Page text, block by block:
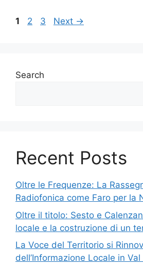
Page
1 Page
2 Page
3 Next →
Search
Recent Posts
Oltre le Frequenze: La
Radiofonica come Faro per la
Oltre il titolo: Sesto e
locale e la costruzione di un
La Voce del Territorio si
dell’Informazione Locale in Val